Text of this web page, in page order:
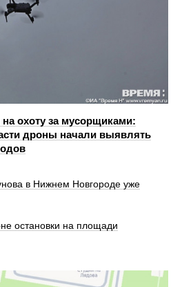
охоту за мусорщиками:
дроны начали выявлять
в Нижнем Новгороде уже
остановки на площади